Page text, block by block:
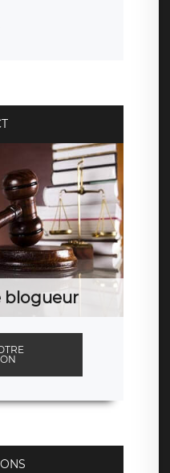
blogueur